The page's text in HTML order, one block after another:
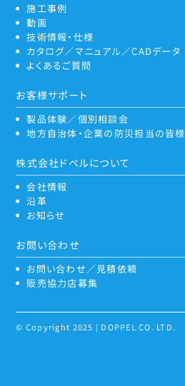
施工事例
動画
技術情報・仕様
カタログ／マニュアル／CADデータ
よくあるご質問
お客様サポート
製品体験／個別相談会
地方自治体・企業の防災担当の皆様
株式会社ドペルについて
会社情報
沿革
お知らせ
お問い合わせ
お問い合わせ／見積依頼
販売協力店募集
© Copyright 2025 | DOPPEL CO. LTD.